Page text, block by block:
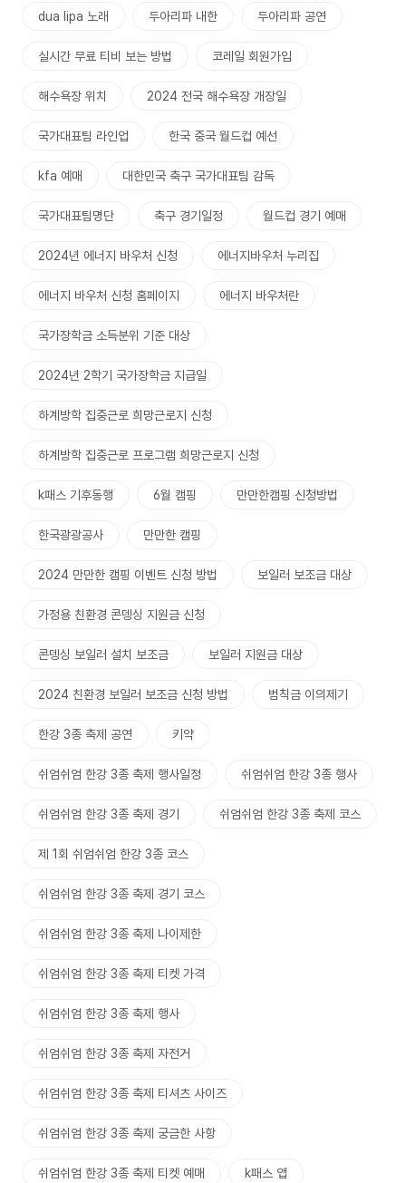
dua lipa 노래 두아리파 내한 두아리파 공연
실시간 무료 티비 보는 방법 코레일 회원가입
해수욕장 위치 2024 전국 해수욕장 개장일
국가대표팀 라인업 한국 중국 월드컵 예선
kfa 예매 대한민국 축구 국가대표팀 감독
국가대표팀명단 축구 경기일정 월드컵 경기 예매
2024년 에너지 바우처 신청 에너지바우처 누리집
에너지 바우처 신청 홈페이지 에너지 바우처란
국가장학금 소득분위 기준 대상
2024년 2학기 국가장학금 지급일
하계방학 집중근로 희망근로지 신청
하계방학 집중근로 프로그램 희망근로지 신청
k패스 기후동행 6월 캠핑 만만한캠핑 신청방법
한국광광공사 만만한 캠핑
2024 만만한 캠핑 이벤트 신청 방법 보일러 보조금 대상
가정용 친환경 콘뎅싱 지원금 신청
콘뎅싱 보일러 설치 보조금 보일러 지원금 대상
2024 친환경 보일러 보조금 신청 방법 범칙금 이의제기
한강 3종 축제 공연 키약
쉬엄쉬엄 한강 3종 축제 행사일정 쉬엄쉬엄 한강 3종 행사
쉬엄쉬엄 한강 3종 축제 경기 쉬엄쉬엄 한강 3종 축제 코스
제 1회 쉬엄쉬엄 한강 3종 코스
쉬엄쉬엄 한강 3종 축제 경기 코스
쉬엄쉬엄 한강 3종 축제 나이제한
쉬엄쉬엄 한강 3종 축제 티켓 가격
쉬엄쉬엄 한강 3종 축제 행사
쉬엄쉬엄 한강 3종 축제 자전거
쉬엄쉬엄 한강 3종 축제 티셔츠 사이즈
쉬엄쉬엄 한강 3종 축제 궁금한 사항
쉬엄쉬엄 한강 3종 축제 티켓 예매 k패스 앱